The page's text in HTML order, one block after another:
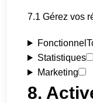
7.1 Gérez vos
Fonctionnel
Statistiques
Marketing
8.